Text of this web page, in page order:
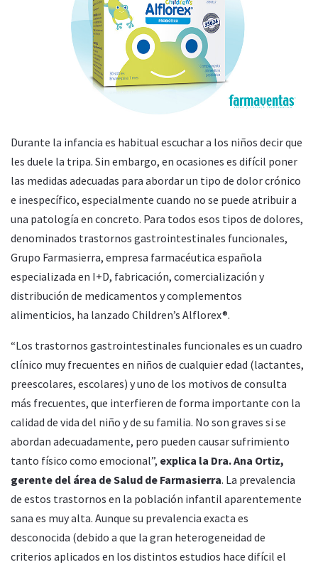
Durante la infancia es habitual escuchar a los niños decir que
les duele la tripa. Sin embargo, en ocasiones es difícil poner
las medidas adecuadas para abordar un tipo de dolor crónico
e inespecífico, especialmente cuando no se puede atribuir a
una patología en concreto. Para todos esos tipos de dolores,
denominados trastornos gastrointestinales funcionales,
Grupo Farmasierra, empresa farmacéutica española
especializada en I+D, fabricación, comercialización y
distribución de medicamentos y complementos
alimenticios, ha lanzado Children’s Alflorex®.
“Los trastornos gastrointestinales funcionales es un cuadro
clínico muy frecuentes en niños de cualquier edad (lactantes,
preescolares, escolares) y uno de los motivos de consulta
más frecuentes, que interfieren de forma importante con la
calidad de vida del niño y de su familia. No son graves si se
abordan adecuadamente, pero pueden causar sufrimiento
tanto físico como emocional”, explica la Dra. Ana Ortiz,
gerente del área de Salud de Farmasierra. La prevalencia
de estos trastornos en la población infantil aparentemente
sana es muy alta. Aunque su prevalencia exacta es
desconocida (debido a que la gran heterogeneidad de
criterios aplicados en los distintos estudios hace difícil el